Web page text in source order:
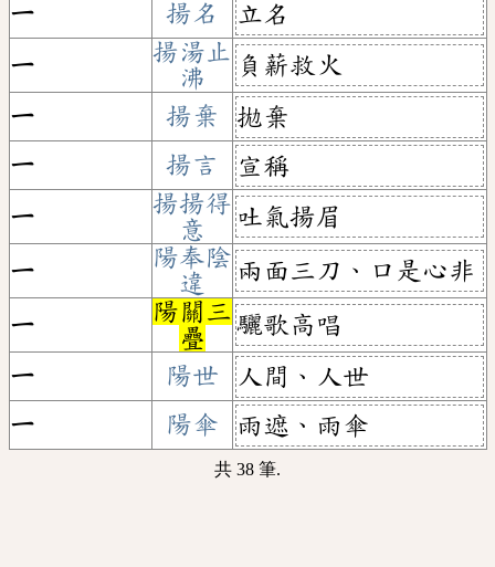
ㄧ
揚名
立名
ㄧ
揚湯止
沸
負薪救火
ㄧ
揚棄
拋棄
ㄧ
揚言
宣稱
ㄧ
揚揚得
意
吐氣揚眉
ㄧ
陽奉陰
違
兩面三刀、口是心非
ㄧ
陽關三
疊
驪歌高唱
ㄧ
陽世
人間、人世
ㄧ
陽傘 雨遮、雨傘
共 38 筆.